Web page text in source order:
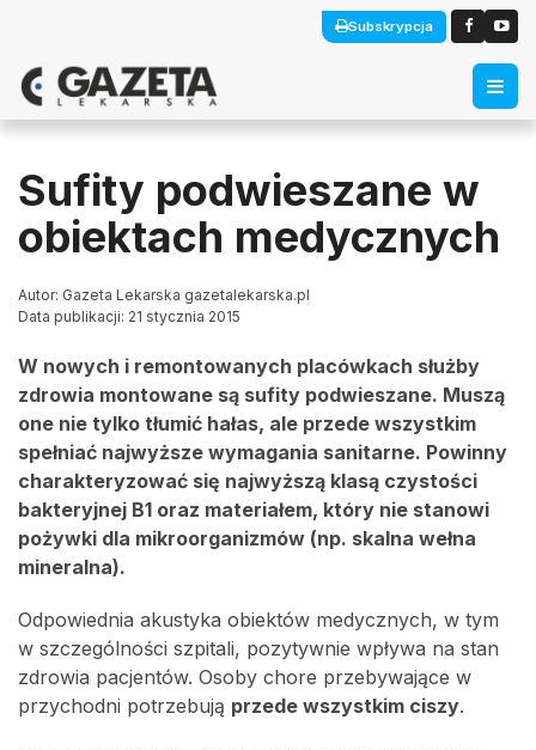
Subskrypcja
Sufity podwieszane w
obiektach medycznych
Autor: Gazeta Lekarska gazetalekarska.pl
Data publikacji: 21 stycznia 2015
W nowych i remontowanych placówkach służby
zdrowia montowane są sufity podwieszane. Muszą
one nie tylko tłumić hałas, ale przede wszystkim
spełniać najwyższe wymagania sanitarne. Powinny
charakteryzować się najwyższą klasą czystości
bakteryjnej B1 oraz materiałem, który nie stanowi
pożywki dla mikroorganizmów (np. skalna wełna
mineralna).
Odpowiednia akustyka obiektów medycznych, w tym
w szczególności szpitali, pozytywnie wpływa na stan
zdrowia pacjentów. Osoby chore przebywające w
przychodni potrzebują przede wszystkim ciszy.